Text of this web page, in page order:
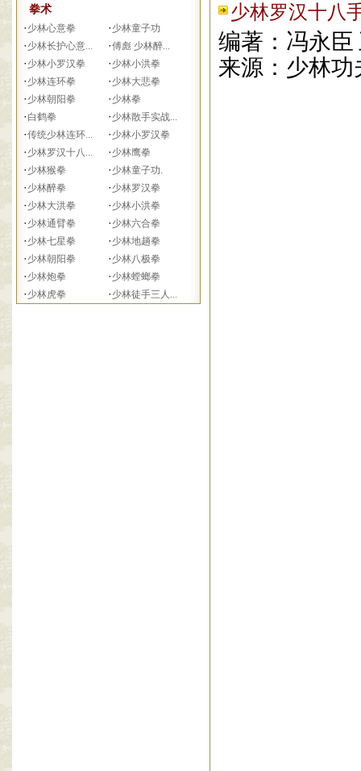
拳术
· 少林心意拳 · 少林童子功
· 少林长护心意... ·傅彪 少林醉...
· 少林小罗汉拳 · 少林小洪拳
· 少林连环拳 · 少林大悲拳
· 少林朝阳拳 · 少林拳
· 白鹤拳 · 少林散手实战...
·传统少林连环... · 少林小罗汉拳
· 少林罗汉十八... · 少林鹰拳
· 少林猴拳 · 少林童子功.
· 少林醉拳 · 少林罗汉拳
· 少林大洪拳 · 少林小洪拳
· 少林通臂拳 · 少林六合拳
· 少林七星拳 · 少林地趟拳
· 少林朝阳拳 · 少林八极拳
· 少林炮拳 · 少林螳螂拳
· 少林虎拳 · 少林徒手三人...
少林罗汉十
编著：冯永臣
来源：少林功